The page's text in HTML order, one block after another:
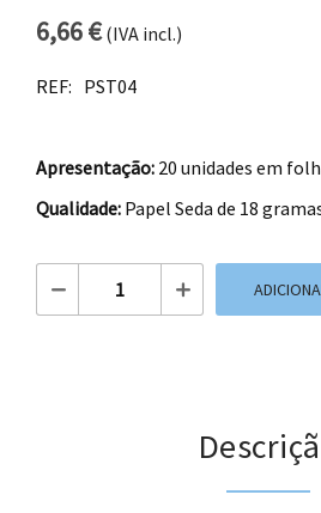
6,66€(IVA incl.)
REF: PST04
Apresentação: 20 unidades em
Qualidade: Papel Seda de 18
Quantidade de Papel Seda